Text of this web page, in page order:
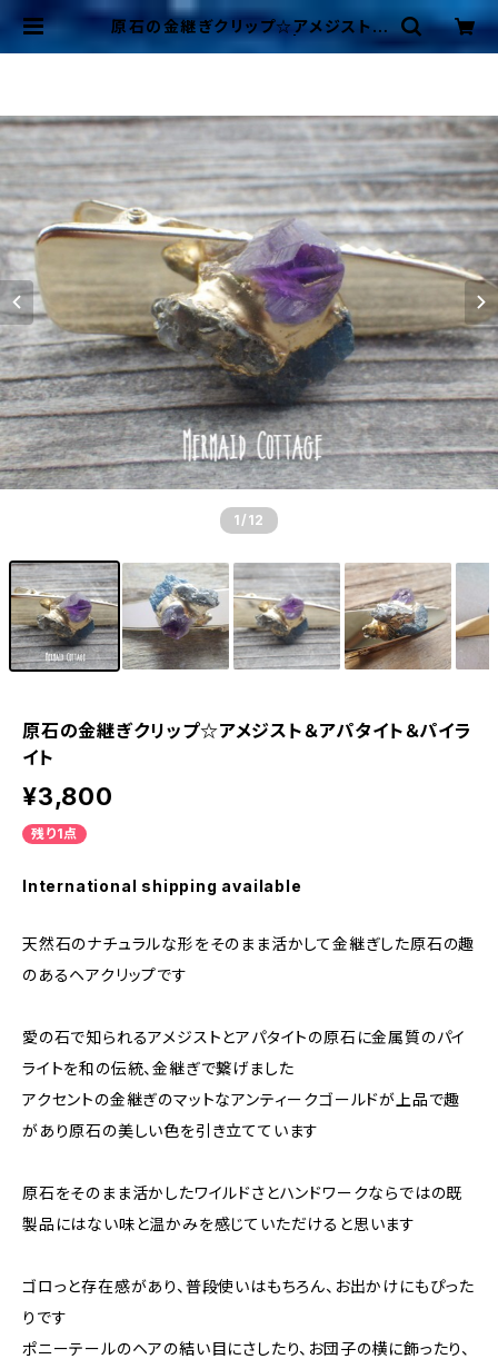
原石の金継ぎクリップ☆アメジスト＆
アパタイト＆パイライト | Mermaid
1 /12
原石の金継ぎクリップ☆アメジスト＆アパタイト＆パイラ
イト
¥3,800
残り1点
International shipping available
天然石のナチュラルな形をそのまま活かして金継ぎした原石の趣
のあるヘアクリップです
愛の石で知られるアメジストとアパタイトの原石に金属質のパイ
ライトを和の伝統、金継ぎで繋げました
アクセントの金継ぎのマットなアンティークゴールドが上品で趣
があり原石の美しい色を引き立てています
原石をそのまま活かしたワイルドさとハンドワークならではの既
製品にはない味と温かみを感じていただけると思います
ゴロっと存在感があり、普段使いはもちろん、お出かけにもぴった
りです
ポニーテールのヘアの結い目にさしたり、お団子の横に飾ったり、